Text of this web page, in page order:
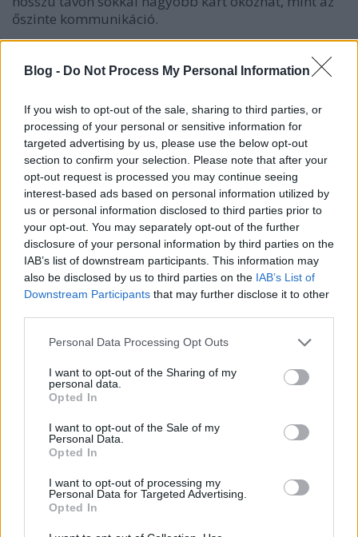
Blog - Do Not Process My Personal Information
If you wish to opt-out of the sale, sharing to third parties, or
processing of your personal or sensitive information for
targeted advertising by us, please use the below opt-out
section to confirm your selection. Please note that after your
opt-out request is processed you may continue seeing
interest-based ads based on personal information utilized by
us or personal information disclosed to third parties prior to
your opt-out. You may separately opt-out of the further
disclosure of your personal information by third parties on the
IAB’s list of downstream participants. This information may
also be disclosed by us to third parties on the IAB’s List of
Downstream Participants that may further disclose it to other
Please note that this website/app uses one or more Google
not limited to your visit or usage behaviour. You may click to
grant or deny consent to Google and its third-party tags to
use your data for below specified purposes in below Google
consent section.
Personal Data Processing Opt Outs
I want to opt-out of the Sharing of my
personal data.
Opted In
I want to opt-out of the Sale of my
Personal Data.
Opted In
I want to opt-out of processing my
Personal Data for Targeted Advertising.
Opted In
őszinte kommunikáció.
Szabályozás és jogi megfelelés
A jelenlegi gyakorlat szerint a virtuális
influencerekre is vonatkoznak a márkaszponzorációk
megjelölésére vonatkozó szabályok, hasonlóan az
emberi véleményvezérekhez. A kérdés inkább az,
hogy a gyakorlatban milyen mértékű és
hatékonyságú az ellenőrzés. A jogi környezet
gyorsan változik, különösen Európában, ezért a
virtuális influencerek használata előtt
elengedhetetlen a folyamatos jogi monitoring és a
konzervatív, „biztonságra játszó” megközelítés.
Kapcsolódás és közönségbizalom
A legtöbb márka azért dolgozik együtt
influencerekkel, mert azokvalódi kapcsolatban
állnak a közönségükkel. Egy virtuális influencer
karakter nem képes valódi tapasztalatokra. Nem tud
terméket használni, nem él át élményeket, és nem
értelemben, mint egy ember.
Ez azt jelenti, hogy az ajánlások hitelessége más
alapokon nyugszik: inkább esztétikai, narratív vagy
koncepcionális szinten működik, nem pedig
tapasztalati alapon. Érdemes őszintén feltenni a